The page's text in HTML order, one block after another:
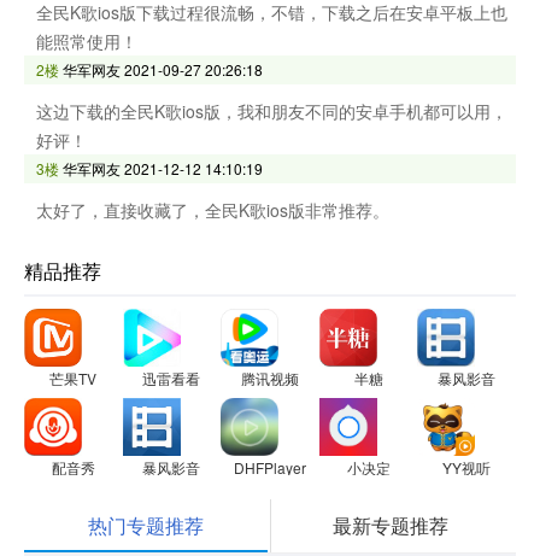
全民K歌ios版下载过程很流畅，不错，下载之后在安卓平板上也
能照常使用！
2楼华军网友2021-09-27 20:26:18
这边下载的全民K歌ios版，我和朋友不同的安卓手机都可以用，
好评！
3楼华军网友2021-12-12 14:10:19
太好了，直接收藏了，全民K歌ios版非常推荐。
精品推荐
芒果TV 迅雷看看 腾讯视频 半糖 暴风影音
配音秀 暴风影音 DHFPlayer 小决定 YY视听
热门专题推荐 最新专题推荐